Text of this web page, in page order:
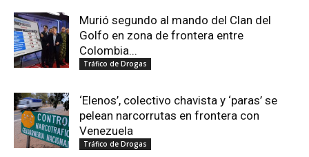
Murió segundo al mando del Clan del
Golfo en zona de frontera entre
Colombia...
Tráfico de Drogas
‘Elenos’, colectivo chavista y ‘paras’ se
pelean narcorrutas en frontera con
Venezuela
Tráfico de Drogas